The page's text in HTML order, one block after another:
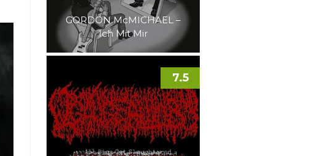
GORDON McMICHAEL –
Ich Mit Mir
7.5